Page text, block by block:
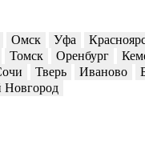
Омск Уфа
Томск Оренбург
Тверь Иваново